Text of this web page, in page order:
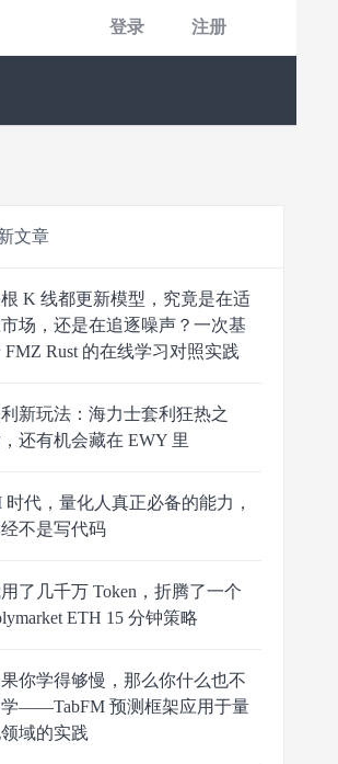
登录 注册
文章
K 线都更新模型，究竟是在适
场，还是在追逐噪声？一次基
FMZ Rust 的在线学习对照实践
新玩法：海力士套利狂热之
还有机会藏在 EWY 里
时代，量化人真正必备的能力，
不是写代码
了几千万 Token，折腾了一个
ETH 15 分钟策略
你学得够慢，那么你什么也不
学——TabFM 预测框架应用于量
域的实践